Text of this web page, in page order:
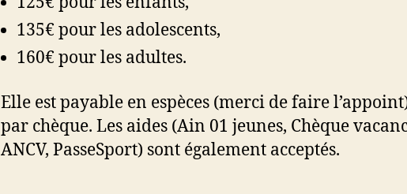
135€ pour les adolescents,
160€ pour les adultes.
Elle est payable en espèces (merci de faire
par chèque. Les aides (Ain 01 jeunes, Chèque
ANCV, PasseSport) sont également acceptés.